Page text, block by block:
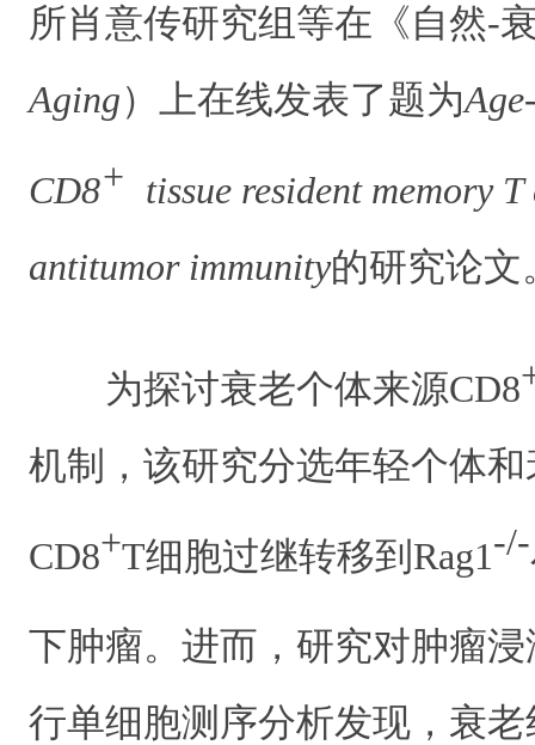
所肖意传研究组等在《自然-
Aging）上在线发表了题为
CD8+ tissue resident memory
antitumor immunity的研究论文
为探讨衰老个体来源CD8
机制，该研究分选年轻个体
CD8+T细胞过继转移到Rag1-/-
下肿瘤。进而，研究对肿瘤浸
行单细胞测序分析发现，衰